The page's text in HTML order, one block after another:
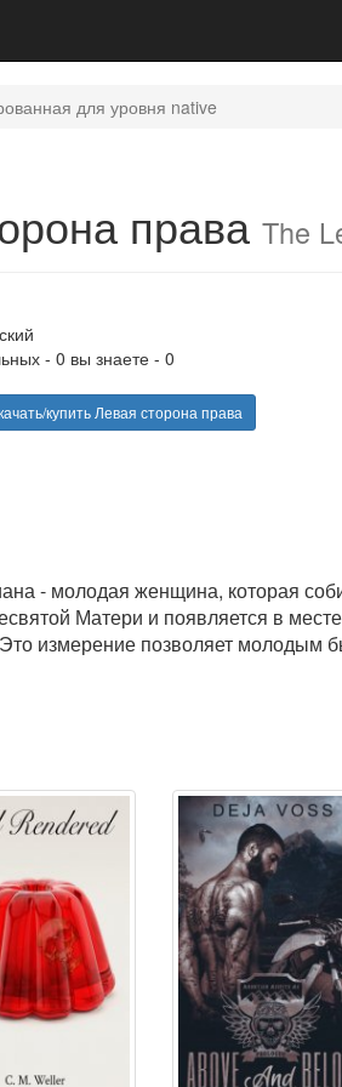
для уровня native
права The
- 0 вы знаете - 0
купить Левая сторона права
- молодая женщина, которая
Матери и появляется в
измерение позволяет молодым